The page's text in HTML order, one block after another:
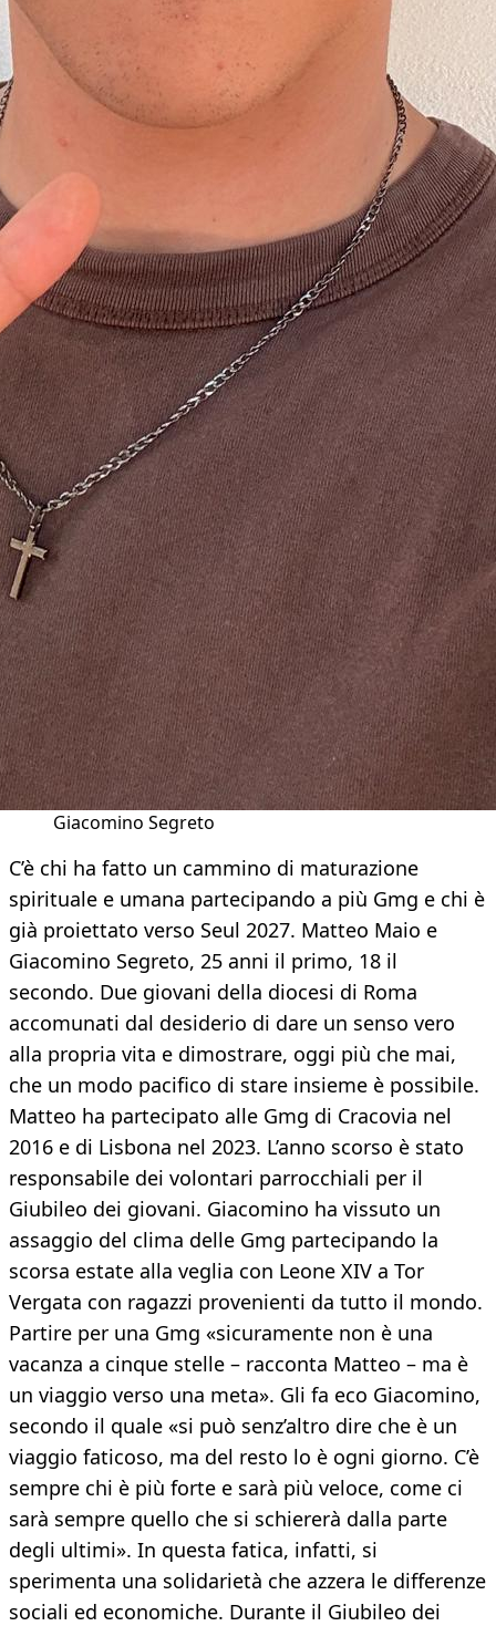
Giacomino Segreto
C’è chi ha fatto un cammino di maturazione
spirituale e umana partecipando a più Gmg e chi è
già proiettato verso Seul 2027. Matteo Maio e
Giacomino Segreto, 25 anni il primo, 18 il
secondo. Due giovani della diocesi di Roma
accomunati dal desiderio di dare un senso vero
alla propria vita e dimostrare, oggi più che mai,
che un modo pacifico di stare insieme è possibile.
Matteo ha partecipato alle Gmg di Cracovia nel
2016 e di Lisbona nel 2023. L’anno scorso è stato
responsabile dei volontari parrocchiali per il
Giubileo dei giovani. Giacomino ha vissuto un
assaggio del clima delle Gmg partecipando la
scorsa estate alla veglia con Leone XIV a Tor
Vergata con ragazzi provenienti da tutto il mondo.
Partire per una Gmg «sicuramente non è una
vacanza a cinque stelle – racconta Matteo – ma è
un viaggio verso una meta». Gli fa eco Giacomino,
secondo il quale «si può senz’altro dire che è un
viaggio faticoso, ma del resto lo è ogni giorno. C’è
sempre chi è più forte e sarà più veloce, come ci
sarà sempre quello che si schiererà dalla parte
degli ultimi». In questa fatica, infatti, si
sperimenta una solidarietà che azzera le differenze
sociali ed economiche. Durante il Giubileo dei